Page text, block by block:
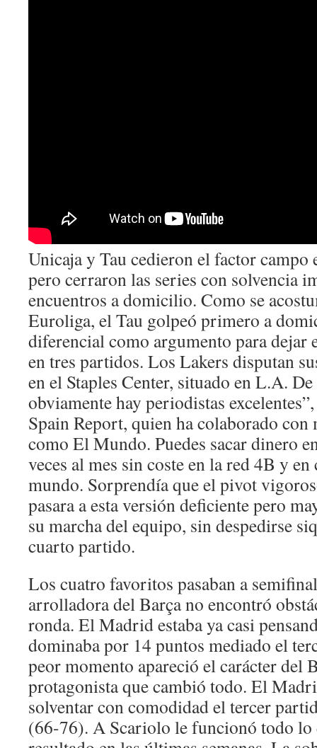
Unicaja y Tau cedieron el factor campo
pero cerraron las series con solvencia
encuentros a domicilio. Como se
Euroliga, el Tau golpeó primero a
diferencial como argumento para dejar
en tres partidos. Los Lakers disputan
en el Staples Center, situado en L.A.
obviamente hay periodistas
Spain Report, quien ha colaborado con
como El Mundo. Puedes sacar dinero
veces al mes sin coste en la red 4B y
mundo. Sorprendía que el pivot
pasara a esta versión deficiente pero
su marcha del equipo, sin despedirse
cuarto partido.
Los cuatro favoritos pasaban a
arrolladora del Barça no encontró
ronda. El Madrid estaba ya casi
dominaba por 14 puntos mediado el
peor momento apareció el carácter del
protagonista que cambió todo. El
solventar con comodidad el tercer
(66-76). A Scariolo le funcionó todo lo